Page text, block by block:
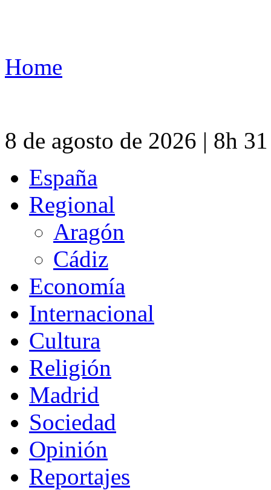
Home
8 de agosto de 2026 | 8h
España
Regional
Aragón
Cádiz
Economía
Internacional
Cultura
Religión
Madrid
Sociedad
Opinión
Reportajes